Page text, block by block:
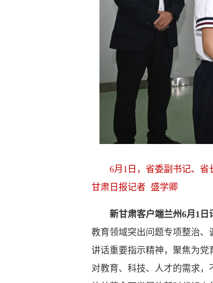
6月1日，省委副书记、
甘肃日报记者 盛学卿
新甘肃客户端兰州6月1日
教育领域突出问题专项整治
讲话重要指示精神，聚焦为
对教育、科技、人才的需求